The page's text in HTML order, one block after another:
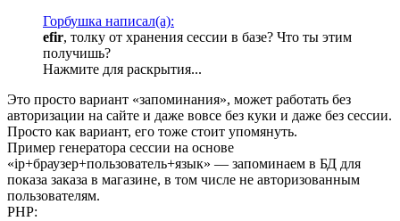
Горбушка написал(а):
efir, толку от хранения сессии в базе? Что ты этим
получишь?
Нажмите для раскрытия...
Это просто вариант «запоминания», может работать без
авторизации на сайте и даже вовсе без куки и даже без сессии.
Просто как вариант, его тоже стоит упомянуть.
Пример генератора сессии на основе
«ip+браузер+пользователь+язык» — запоминаем в БД для
показа заказа в магазине, в том числе не авторизованным
пользователям.
PHP: